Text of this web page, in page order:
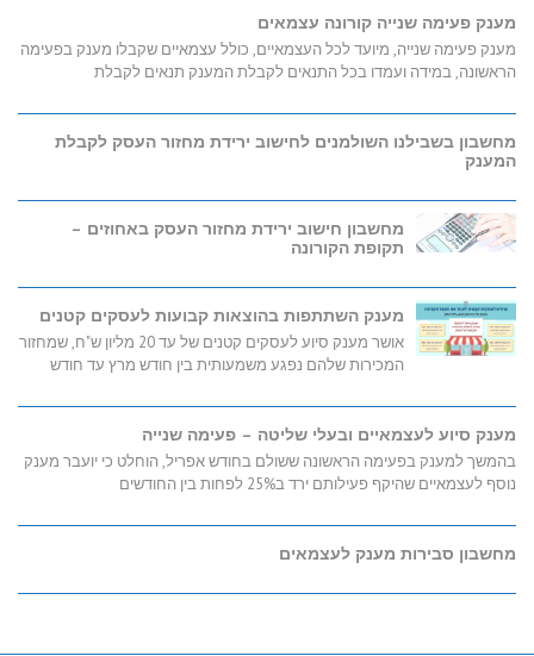
מענק פעימה שנייה קורונה עצמאים
מענק פעימה שנייה, מיועד לכל העצמאיים, כולל עצמאיים שקבלו מענק בפעימה
הראשונה, במידה ועמדו בכל התנאים לקבלת המענק תנאים לקבלת
מחשבון בשבילנו השולמנים לחישוב ירידת מחזור העסק לקבלת
המענק
מחשבון חישוב ירידת מחזור העסק באחוזים –
תקופת הקורונה
מענק השתתפות בהוצאות קבועות לעסקים קטנים
אושר מענק סיוע לעסקים קטנים של עד 20 מליון ש"ח, שמחזור
המכירות שלהם נפגע משמעותית בין חודש מרץ עד חודש
מענק סיוע לעצמאיים ובעלי שליטה – פעימה שנייה
בהמשך למענק בפעימה הראשונה ששולם בחודש אפריל, הוחלט כי יועבר מענק
נוסף לעצמאיים שהיקף פעילותם ירד ב25% לפחות בין החודשים
מחשבון סבירות מענק לעצמאים